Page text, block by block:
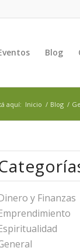
Blog
aquí: Inicio / Blog /
y Finanzas